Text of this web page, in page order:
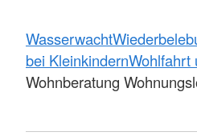
Wasserwacht
bei KleinkindernWohlfahrt
Wohnberatung